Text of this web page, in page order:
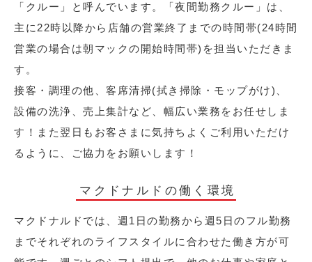
「クルー」と呼んでいます。「夜間勤務クルー」は、
主に22時以降から店舗の営業終了までの時間帯(24時間
営業の場合は朝マックの開始時間帯)を担当いただきま
す。
接客・調理の他、客席清掃(拭き掃除・モップがけ)、
設備の洗浄、売上集計など、幅広い業務をお任せしま
す！また翌日もお客さまに気持ちよくご利用いただけ
るように、ご協力をお願いします！
マクドナルドの働く環境
マクドナルドでは、週1日の勤務から週5日のフル勤務
までそれぞれのライフスタイルに合わせた働き方が可